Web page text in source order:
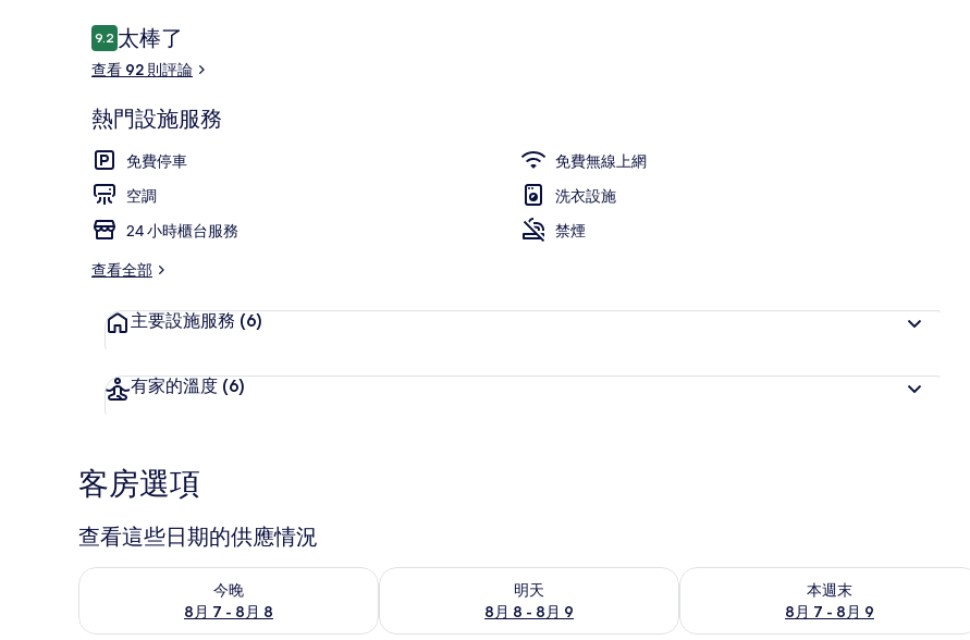
集
評
論
9.29.2 分，滿分 10 分，
太棒了
查看 92 則評論
熱門設施服務
免費停車
免費無線上網
空調
洗衣設施
24 小時櫃台服務
禁煙
查看全部
主要設施服務 (6)
有家的溫度 (6)
客房選項
查看這些日期的供應情況
今晚
8月 7 - 8月 8
查看今晚 (8月 7 - 8月 8) 的供應情況
明天
8月 8 - 8月 9
查看明天 (8月 8 - 8月 9) 的供應情況
本週末
8月 7 - 8月 9
查看本週末 (8月 7 - 8月 9) 的供應情況